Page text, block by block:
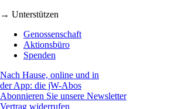
→ Unterstützen
Genossenschaft
Aktionsbüro
Spenden
Nach Hause, online und in
der App: die jW-Abos
Abonnieren Sie unsere Newsletter
Vertrag widerrufen